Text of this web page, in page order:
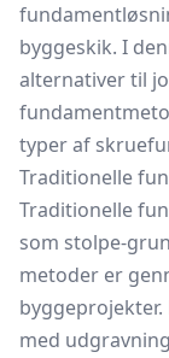
byggeskik. I
alternativer til
typer af
Traditionelle
Traditionelle
som stolpe-
metoder er
med